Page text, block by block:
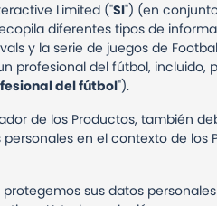
Limited ("SI") (en
diferentes tipos de
y la serie de juegos de
profesional del fútbol, incluido,
del fútbol").
de los Productos, también
en el contexto de
sus datos